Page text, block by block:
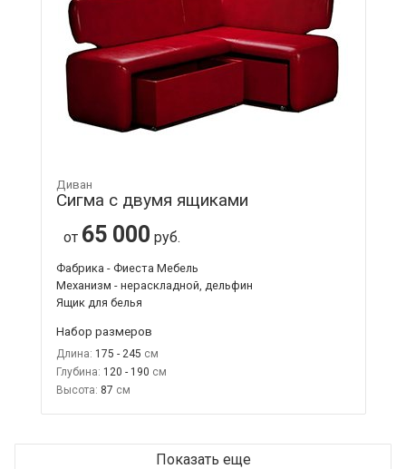
Диван
Сигма с двумя ящиками
от 65 000 руб.
Фабрика - Фиеста Мебель
Механизм - нераскладной, дельфин
Ящик для белья
Набор размеров
Длина: 175 - 245
Глубина: 120 - 190
Высота: 87
Показать еще